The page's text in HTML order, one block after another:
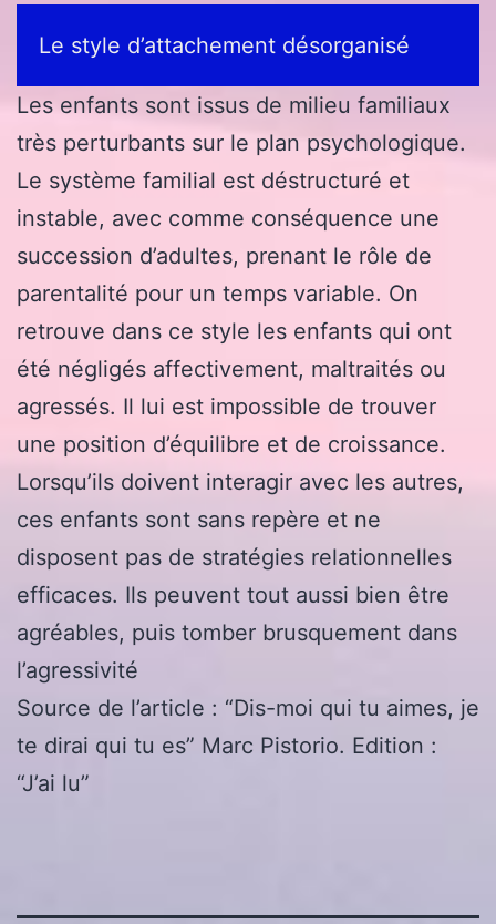
Le style d’attachement désorganisé
Les enfants sont issus de milieu familiaux
très perturbants sur le plan psychologique.
Le système familial est déstructuré et
instable, avec comme conséquence une
succession d’adultes, prenant le rôle de
parentalité pour un temps variable. On
retrouve dans ce style les enfants qui ont
été négligés affectivement, maltraités ou
agressés. Il lui est impossible de trouver
une position d’équilibre et de croissance.
Lorsqu’ils doivent interagir avec les autres,
ces enfants sont sans repère et ne
disposent pas de stratégies relationnelles
efficaces. Ils peuvent tout aussi bien être
agréables, puis tomber brusquement dans
l’agressivité
Source de l’article : “Dis-moi qui tu aimes, je
te dirai qui tu es” Marc Pistorio. Edition :
“J’ai lu”